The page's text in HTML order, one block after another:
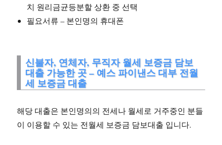
치 원리금균등분할 상환 중 선택
필요서류 – 본인명의 휴대폰
신불자, 연체자, 무직자 월세 보증금 담보
대출 가능한 곳 – 예스 파이낸스 대부 전월
세 보증금 대출
해당 대출은 본인명의의 전세나 월세로 거주중인 분들
이 이용할 수 있는 전월세 보증금 담보대출 입니다.